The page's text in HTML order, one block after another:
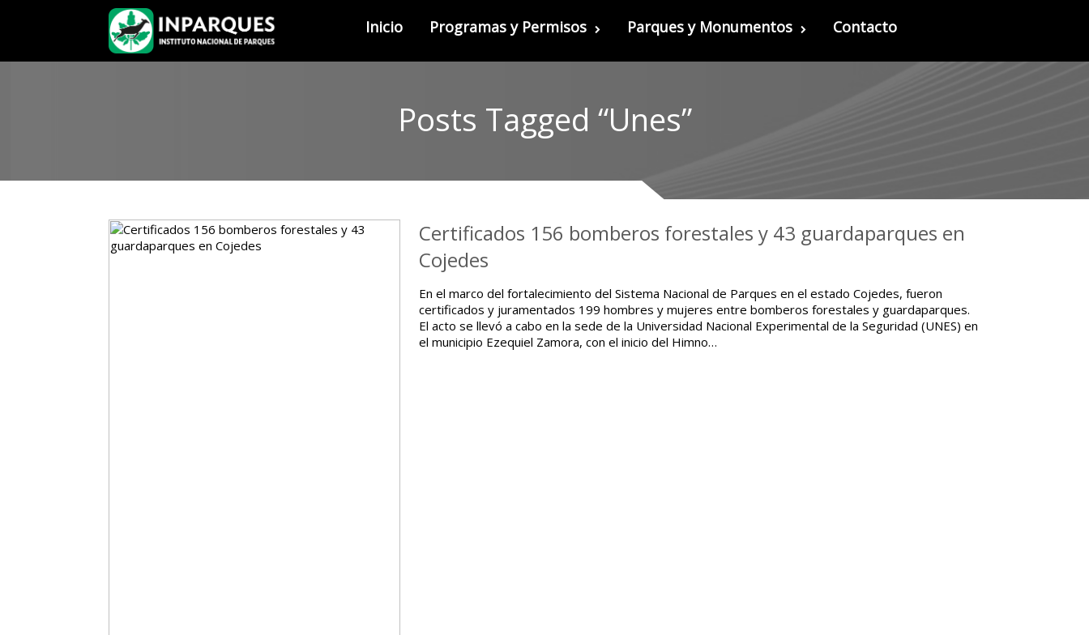
Inicio Programas y Permisos Parques y Monumentos Contacto
Posts Tagged “Unes”
Certificados 156 bomberos forestales y 43 guardaparques en
Cojedes
En el marco del fortalecimiento del Sistema Nacional de Parques en el estado Cojedes, fueron
certificados y juramentados 199 hombres y mujeres entre bomberos forestales y guardaparques.
El acto se llevó a cabo en la sede de la Universidad Nacional Experimental de la Seguridad (UNES) en
el municipio Ezequiel Zamora, con el inicio del Himno…